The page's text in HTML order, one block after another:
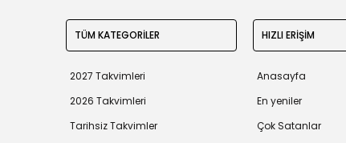
TÜM KATEGORİLER
2027 Takvimleri
2026 Takvimleri
Tarihsiz Takvimler
HIZLI ERİŞİM
Anasayfa
En yeniler
Çok Satanlar